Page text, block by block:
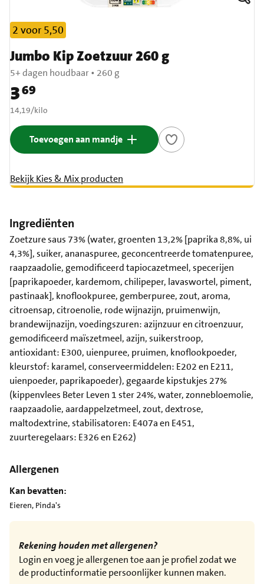
Jumbo Kip Zoetzuur 260 g
5+ dagen houdbaar• 260 g
Prijs: € 3,69
369
€ 14,19 per kilo
14,19/kilo
Toevoegen aan mandje
2 voor 5,50
Bekijk Kies & Mix producten
Ingrediënten
Zoetzure saus 73% (water, groenten 13,2% [paprika 8,8%, ui
4,3%], suiker, ananaspuree, geconcentreerde tomatenpuree,
raapzaadolie, gemodificeerd tapiocazetmeel, specerijen
[paprikapoeder, kardemom, chilipeper, lavaswortel, piment,
pastinaak], knoflookpuree, gemberpuree, zout, aroma,
citroensap, citroenolie, rode wijnazijn, pruimenwijn,
brandewijnazijn, voedingszuren: azijnzuur en citroenzuur,
gemodificeerd maïszetmeel, azijn, suikerstroop,
antioxidant: E300, uienpuree, pruimen, knoflookpoeder,
kleurstof: karamel, conserveermiddelen: E202 en E211,
uienpoeder, paprikapoeder), gegaarde kipstukjes 27%
(kippenvlees Beter Leven 1 ster 24%, water, zonnebloemolie,
raapzaadolie, aardappelzetmeel, zout, dextrose,
maltodextrine, stabilisatoren: E407a en E451,
zuurteregelaars: E326 en E262)
Allergenen
Kan bevatten:
Eieren, Pinda's
Rekening houden met allergenen?
Login en voeg je allergenen toe aan je profiel zodat we
de productinformatie persoonlijker kunnen maken.